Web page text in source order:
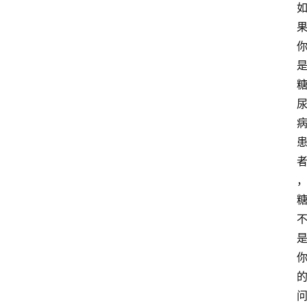
如
果
你
是
糖
尿
病
患
者
，
糖
不
是
你
的
问